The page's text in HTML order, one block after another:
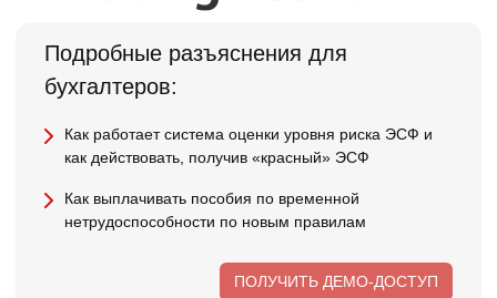
Подробные разъяснения для
бухгалтеров:
Как работает система оценки уровня риска ЭСФ и
как действовать, получив «красный» ЭСФ
Как выплачивать пособия по временной
нетрудоспособности по новым правилам
ПОЛУЧИТЬ ДЕМО-ДОСТУП